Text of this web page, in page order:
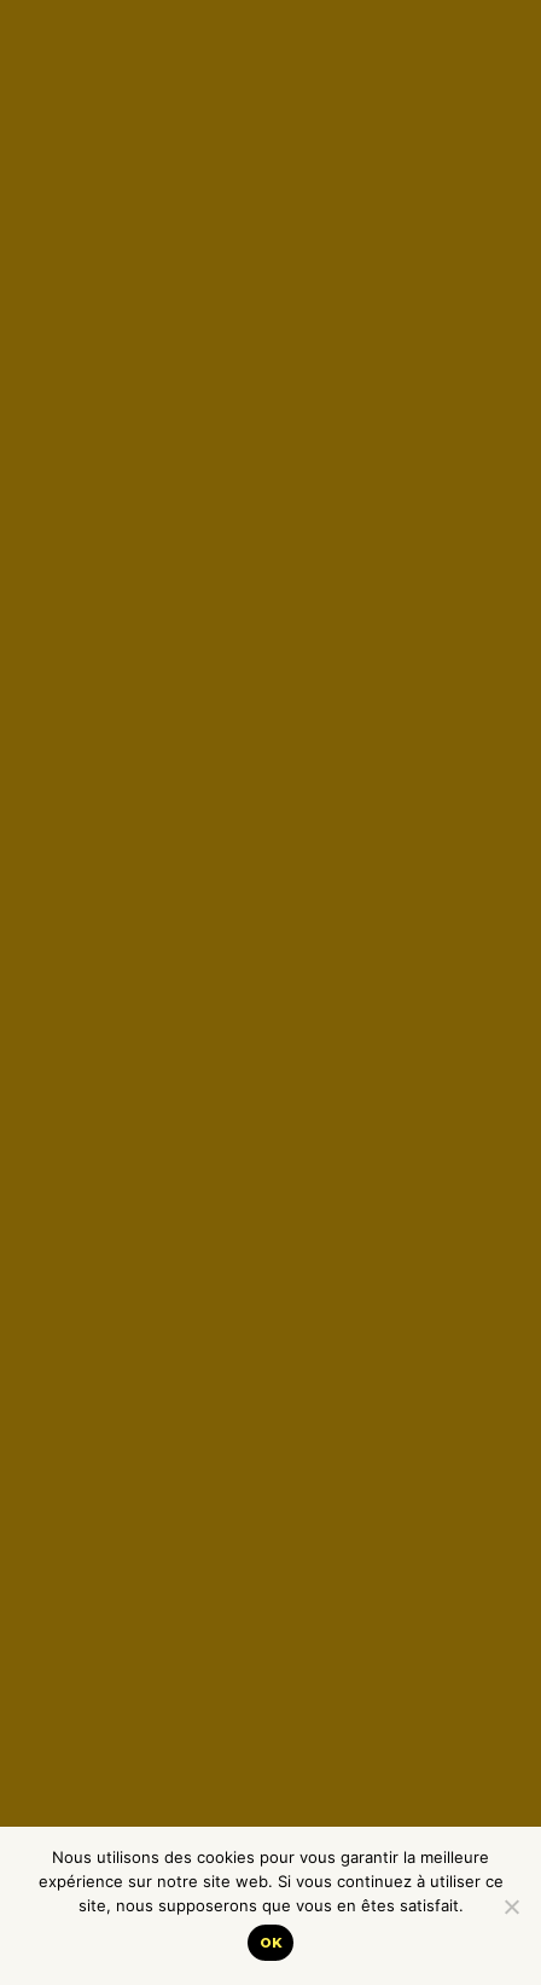
Nous utilisons des cookies pour vous garantir la meilleure
expérience sur notre site web. Si vous continuez à utiliser ce
site, nous supposerons que vous en êtes satisfait.
OK